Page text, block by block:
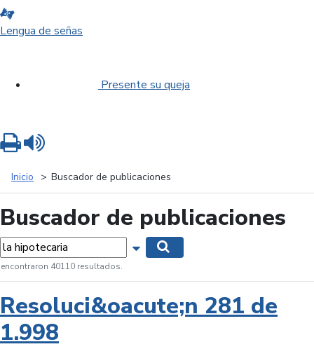
Lengua de señas
Presente su queja
Inicio Buscador de publicaciones
Buscador de publicaciones
Mostrar opciones de búsqueda
encontraron 40110 resultados.
Resoluci&oacute;n 281 de
1.998
Imprimir